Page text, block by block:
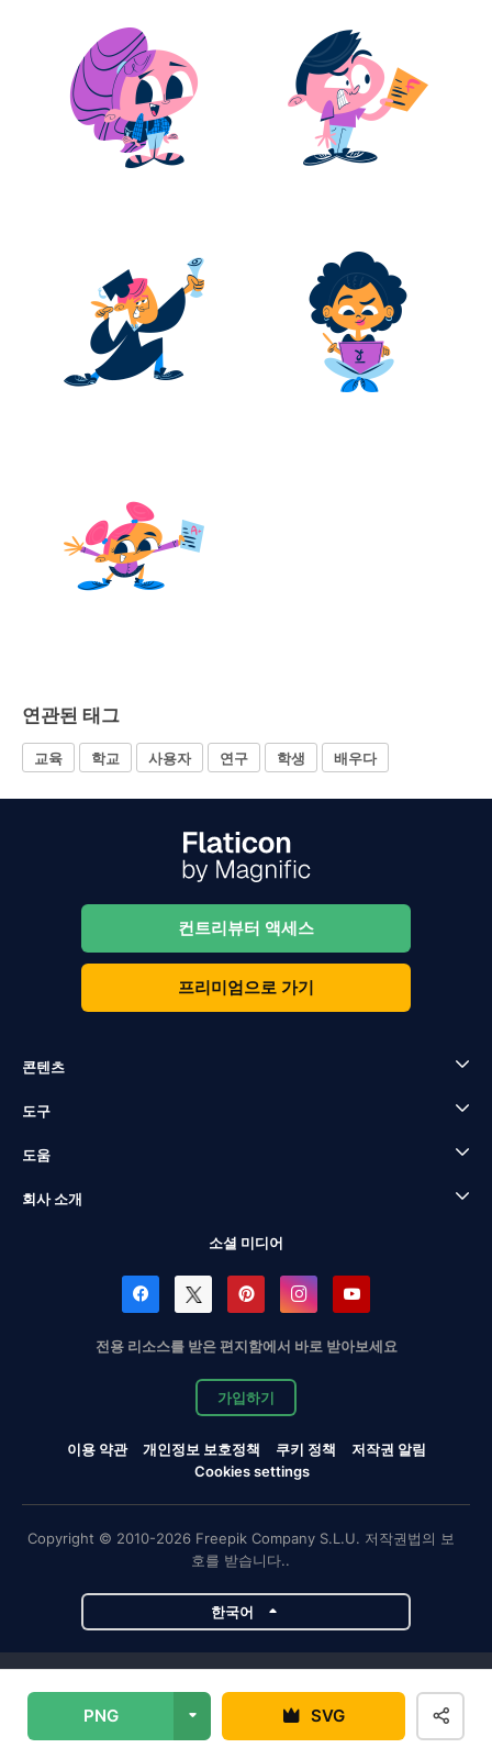
PNG SVG
연관된 태그
교육 학교 사용자 연구 학생 배우다
컨트리뷰터 액세스
프리미엄으로 가기
콘텐츠
도구
도움
회사 소개
소셜 미디어
전용 리소스를 받은 편지함에서 바로 받아보세요
가입하기
이용 약관 개인정보 보호정책 쿠키 정책
저작권 알림
Cookies settings
Copyright © 2010-2026 Freepik Company S.L.U. 저작권법의 보
호를 받습니다..
한국어